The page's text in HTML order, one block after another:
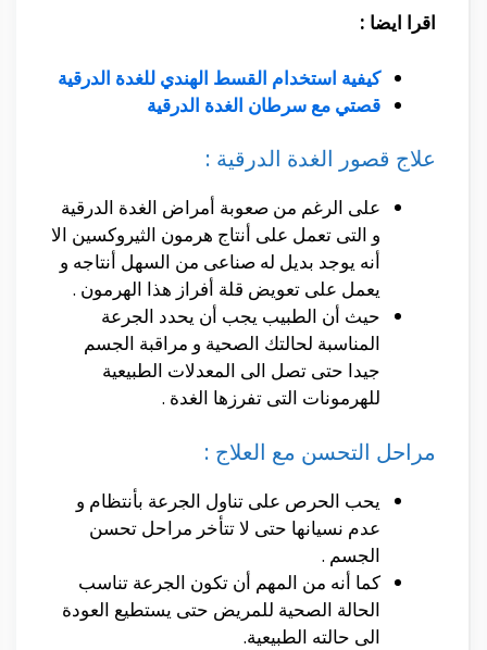
اقرا ايضا :
كيفية استخدام القسط الهندي للغدة الدرقية
قصتي مع سرطان الغدة الدرقية
علاج قصور الغدة الدرقية :
على الرغم من صعوبة أمراض الغدة الدرقية
و التى تعمل على أنتاج هرمون الثيروكسين الا
أنه يوجد بديل له صناعى من السهل أنتاجه و
يعمل على تعويض قلة أفراز هذا الهرمون .
حيث أن الطبيب يجب أن يحدد الجرعة
المناسبة لحالتك الصحية و مراقبة الجسم
جيدا حتى تصل الى المعدلات الطبيعية
للهرمونات التى تفرزها الغدة .
مراحل التحسن مع العلاج :
يحب الحرص على تناول الجرعة بأنتظام و
عدم نسيانها حتى لا تتأخر مراحل تحسن
الجسم .
كما أنه من المهم أن تكون الجرعة تناسب
الحالة الصحية للمريض حتى يستطيع العودة
الى حالته الطبيعية.